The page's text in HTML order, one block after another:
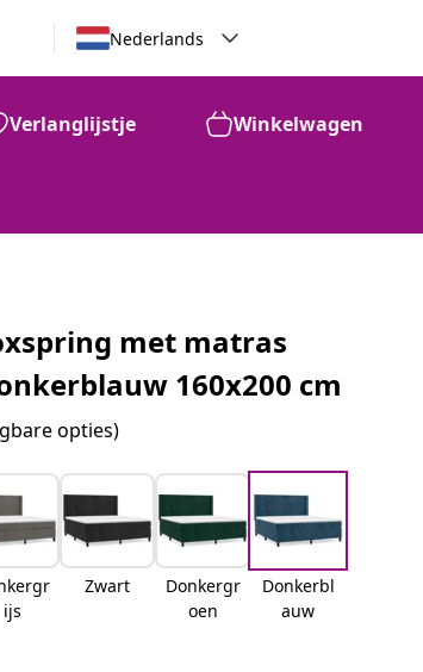
Nederlands
Verlanglijstje Winkelwagen
met matras
160x200 cm
opties)
ijs
Zwart
Donkergr
oen
Donkerbl
auw